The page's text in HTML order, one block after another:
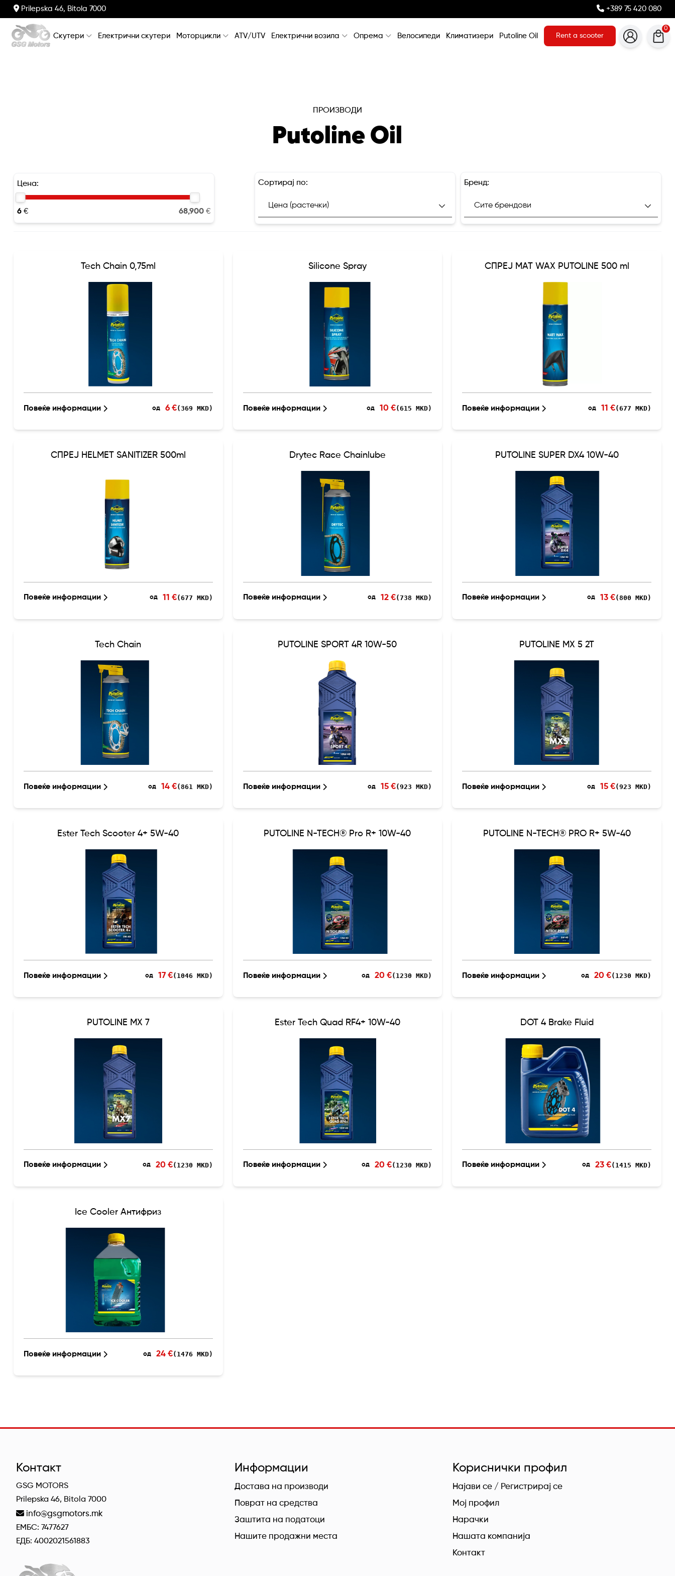
Prilepska 46, Bitola 7000 +389 75 420 080
Скутери Електрични скутери Моторцикли ATV/UTV Електрични возила Опрема Велосипеди Климатизери Putoline Oil Rent a scooter
0
ПРОИЗВОДИ
Putoline Oil
Цена:
6€ 68,900€
Сортирај по: Бренд:
Tech Chain 0,75ml
Повеќе информации од 6 €(369 MKD)
Silicone Spray
Повеќе информации од 10 €(615 MKD)
СПРЕЈ MAT WAX PUTOLINE 500 ml
Повеќе информации од 11 €(677 MKD)
СПРЕЈ HELMET SANITIZER 500ml
Повеќе информации од 11 €(677 MKD)
Drytec Race Chainlube
Повеќе информации од 12 €(738 MKD)
PUTOLINE SUPER DX4 10W-40
Повеќе информации од 13 €(800 MKD)
Tech Chain
Повеќе информации од 14 €(861 MKD)
PUTOLINE SPORT 4R 10W-50
Повеќе информации од 15 €(923 MKD)
PUTOLINE MX 5 2T
Повеќе информации од 15 €(923 MKD)
Ester Tech Scooter 4+ 5W-40
Повеќе информации од 17 €(1046 MKD)
PUTOLINE N-TECH® Pro R+ 10W-40
Повеќе информации од 20 €(1230 MKD)
PUTOLINE N-TECH® PRO R+ 5W-40
Повеќе информации од 20 €(1230 MKD)
PUTOLINE MX 7
Повеќе информации од 20 €(1230 MKD)
Ester Tech Quad RF4+ 10W-40
Повеќе информации од 20 €(1230 MKD)
DOT 4 Brake Fluid
Повеќе информации од 23 €(1415 MKD)
Ice Cooler Антифриз
Повеќе информации од 24 €(1476 MKD)
Контакт
GSG MOTORS
Prilepska 46, Bitola 7000
info@gsgmotors.mk
ЕМБС: 7477627
ЕДБ: 4002021561883
Информации
Достава на производи
Поврат на средства
Заштита на податоци
Нашите продажни места
Кориснички профил
Најави се / Регистрирај се
Мој профил
Нарачки
Нашата компанија
Контакт